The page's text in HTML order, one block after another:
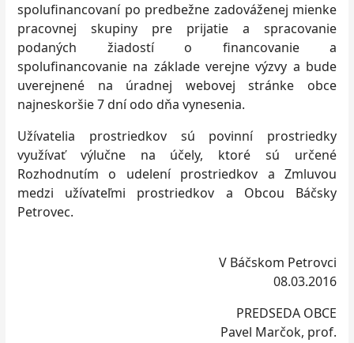
spolufinancovaní po predbežne zadováženej mienke
pracovnej skupiny pre prijatie a spracovanie
podaných žiadostí o financovanie a
spolufinancovanie na základe verejne výzvy a bude
uverejnené na úradnej webovej stránke obce
najneskoršie 7 dní odo dňa vynesenia.
Užívatelia prostriedkov sú povinní prostriedky
využívať výlučne na účely, ktoré sú určené
Rozhodnutím o udelení prostriedkov a Zmluvou
medzi užívateľmi prostriedkov a Obcou Báčsky
Petrovec.
V Báčskom Petrovci
08.03.2016
PREDSEDA OBCE
Pavel Marčok, prof.